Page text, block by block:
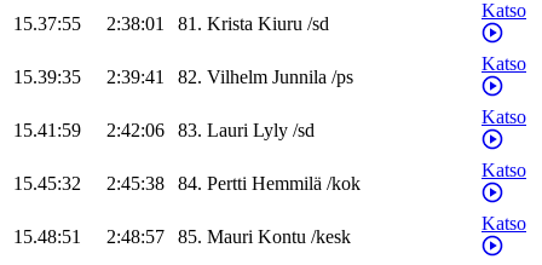
15.37:55 2:38:01 81. Krista Kiuru /sd
Katso
15.39:35 2:39:41 82. Vilhelm Junnila /ps
Katso
15.41:59 2:42:06 83. Lauri Lyly /sd
Katso
15.45:32 2:45:38 84. Pertti Hemmilä /kok
Katso
15.48:51 2:48:57 85. Mauri Kontu /kesk
Katso